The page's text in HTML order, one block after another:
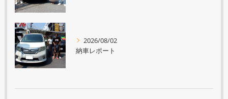
2026/08/02
納車レポート